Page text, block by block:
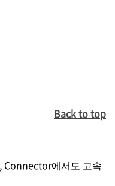
Back to top
Connector에서도 고속